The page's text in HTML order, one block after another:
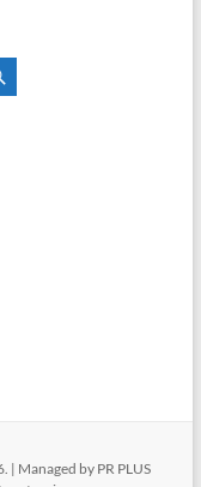
| Managed by PR PLUS